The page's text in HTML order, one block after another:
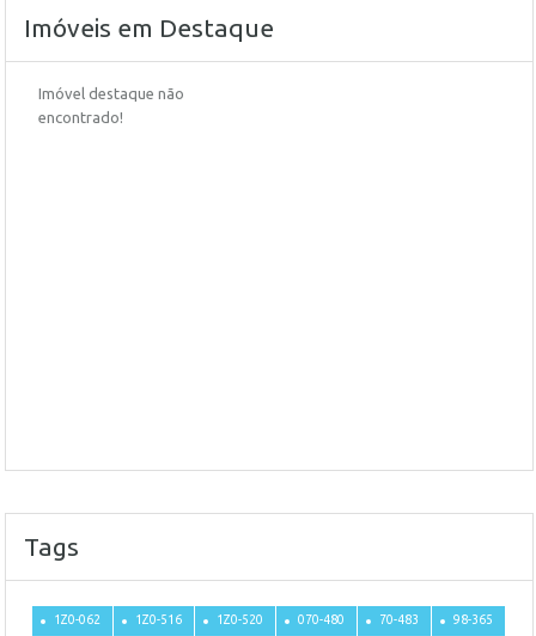
Imóveis em Destaque
Imóvel destaque não
encontrado!
Tags
1Z0-062 1Z0-516 1Z0-520 070-480 70-483 98-365